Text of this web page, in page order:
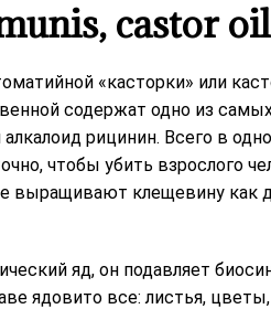
castor
«касторки» или
содержат одно из
рицинин. Всего в
чтобы убить взрослого
выращивают клещевину как
яд, он подавляет
ядовито все: листья,